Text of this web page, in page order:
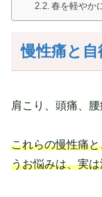
春を軽やか
慢性痛と
肩こり、頭痛、
これらの慢性痛
うお悩みは、実